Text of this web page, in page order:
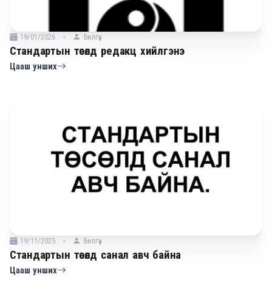
19/01/2026 Билгүүн
Стандартын төсөлд редакц хийлгэнэ
Цааш унших
19/11/2025 Билгүүн
Стандартын төсөлд санал авч байна
Цааш унших